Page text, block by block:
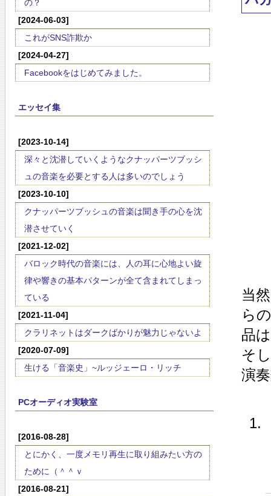
の？
[2024-06-03]
これがSNS詐欺か
[2024-04-27]
Facebookをはじめてみました。
エッセイ集
[2023-10-14]
深々と沈潜していくようなクナッパーツブッシ
ュの音楽を必要とする人は多いのでしょう
[2023-10-10]
クナッパーツブッシュの音楽は聞き手の心を沈
潜させていく
[2021-12-02]
バロック時代の音楽には、人の耳に心地よい旋
律や響きの基本パターンが全て含まれてしまっ
ている
[2021-11-04]
クラリネットはダークばかりが魅力じゃないよ
[2020-07-09]
生ける「音楽史」~ルッジェーロ・リッチ
PCオーディオ実験室
[2016-08-28]
とにかく、一度メモリ再生に取り組みたい方の
ために（＾＾ｖ
[2016-08-21]
当
ら
品
そ
演